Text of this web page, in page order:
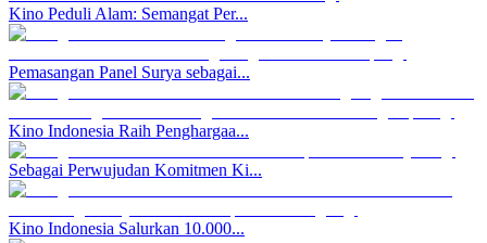
Kino Peduli Alam: Semangat Per...
Pemasangan Panel Surya sebagai...
Kino Indonesia Raih Penghargaa...
Sebagai Perwujudan Komitmen Ki...
Kino Indonesia Salurkan 10.000...